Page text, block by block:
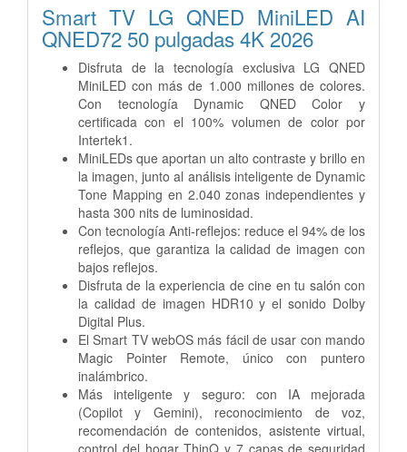
Smart TV LG QNED MiniLED AI
QNED72 50 pulgadas 4K 2026
Disfruta de la tecnología exclusiva LG QNED
MiniLED con más de 1.000 millones de colores.
Con tecnología Dynamic QNED Color y
certificada con el 100% volumen de color por
Intertek1.
MiniLEDs que aportan un alto contraste y brillo en
la imagen, junto al análisis inteligente de Dynamic
Tone Mapping en 2.040 zonas independientes y
hasta 300 nits de luminosidad.
Con tecnología Anti-reflejos: reduce el 94% de los
reflejos, que garantiza la calidad de imagen con
bajos reflejos.
Disfruta de la experiencia de cine en tu salón con
la calidad de imagen HDR10 y el sonido Dolby
Digital Plus.
El Smart TV webOS más fácil de usar con mando
Magic Pointer Remote, único con puntero
inalámbrico.
Más inteligente y seguro: con IA mejorada
(Copilot y Gemini), reconocimiento de voz,
recomendación de contenidos, asistente virtual,
control del hogar ThinQ y 7 capas de seguridad